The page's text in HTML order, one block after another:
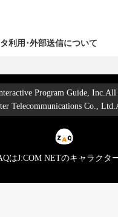
利用･外部送信について
Program Guide, Inc.All
Telecommunications Co.,
はJ:COM NETのキャラクタ